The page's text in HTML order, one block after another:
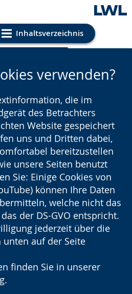
Inhaltsverzeichnis
Einstellungen
verwenden?
die im
des Betrachters
Website gespeichert
uns und Dritten dabei,
bereitzustellen
unsere Seiten benutzt
Sie: Einige Cookies von
können Ihre Daten
welche nicht das
der DS-GVO entspricht.
jederzeit über die
unten auf der Seite
finden Sie in unserer
.